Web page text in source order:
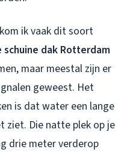
kom ik vaak dit soort
schuine dak Rotterdam
maar meestal zijn er
geweest. Het
is dat water een lange
ziet. Die natte plek op je
drie meter verderop